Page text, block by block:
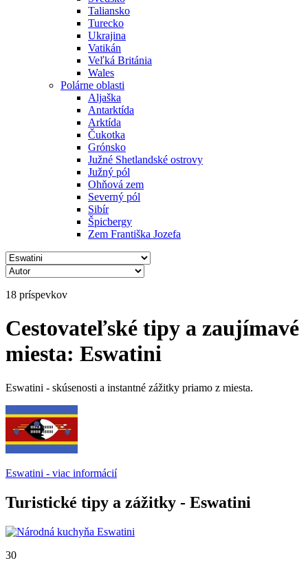
Taliansko
Turecko
Ukrajina
Vatikán
Veľká Británia
Wales
Polárne oblasti
Aljaška
Antarktída
Arktída
Čukotka
Grónsko
Južné Shetlandské ostrovy
Južný pól
Ohňová zem
Severný pól
Sibír
Špicbergy
Zem Františka Jozefa
18 príspevkov
Cestovateľské tipy a zaujímavé
miesta: Eswatini
Eswatini - skúsenosti a instantné zážitky priamo z miesta.
Eswatini - viac informácií
Turistické tipy a zážitky - Eswatini
30